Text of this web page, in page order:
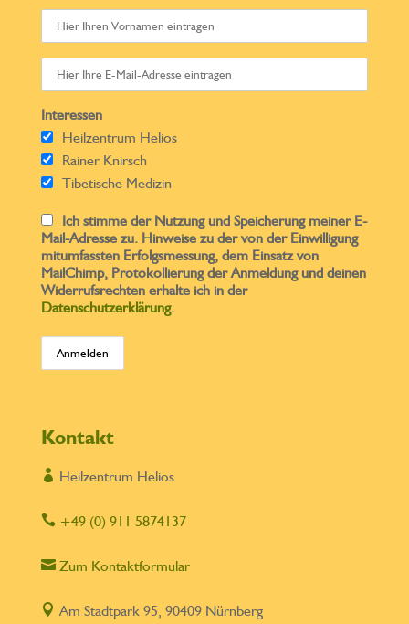
Interessen
Heilzentrum Helios
Rainer Knirsch
Tibetische Medizin
Ich stimme der Nutzung und Speicherung meiner E-
Mail-Adresse zu. Hinweise zu der von der Einwilligung
mitumfassten Erfolgsmessung, dem Einsatz von
MailChimp, Protokollierung der Anmeldung und deinen
Widerrufsrechten erhalte ich in der
Datenschutzerklärung.
Kontakt
 Heilzentrum Helios
+49 (0) 911 5874137
Zum Kontaktformular
 Am Stadtpark 95, 90409 Nürnberg